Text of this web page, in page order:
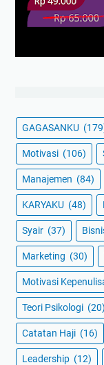
GAGASANKU
Motivasi (106)
Manajemen (84)
KARYAKU (48)
Syair (37)
Marketing (30)
Motivasi
Teori Psikologi (20)
Catatan Haji (16)
Leadership (12)